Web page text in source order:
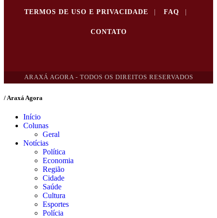
TERMOS DE USO E PRIVACIDADE | FAQ |
CONTATO
ARAXÁ AGORA - TODOS OS DIREITOS RESERVADOS
/ Araxá Agora
Início
Colunas
Geral
Notícias
Política
Economia
Região
Cidade
Saúde
Cultura
Esportes
Polícia